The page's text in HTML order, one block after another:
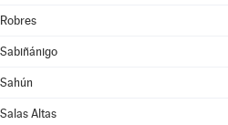
Robres
Sabiñánigo
Sahún
Salas Altas